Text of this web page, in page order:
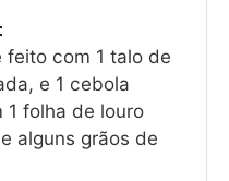
feito com 1 talo de
e 1 cebola
1 folha de louro
alguns grãos de